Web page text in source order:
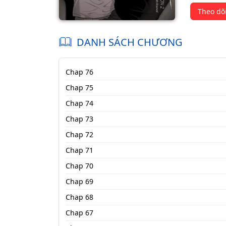
Theo
DANH SÁCH CHƯƠNG
Chap 76
Chap 75
Chap 74
Chap 73
Chap 72
Chap 71
Chap 70
Chap 69
Chap 68
Chap 67